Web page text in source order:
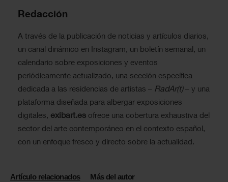
Redacción
A través de la publicación de noticias y artículos diarios,
un canal dinámico en Instagram, un boletín semanal, un
calendario sobre exposiciones y eventos
periódicamente actualizado, una sección específica
dedicada a las residencias de artistas – RadAr(t)– y una
plataforma diseñada para albergar exposiciones
digitales, exibart.es ofrece una cobertura exhaustiva del
sector del arte contemporáneo en el contexto español,
con un enfoque fresco y directo sobre la actualidad.
Artículo relacionados Más del autor